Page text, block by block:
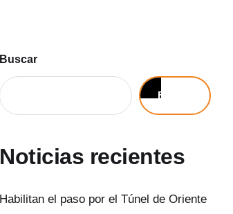
Buscar
Buscar
Noticias recientes
Habilitan el paso por el Túnel de Oriente